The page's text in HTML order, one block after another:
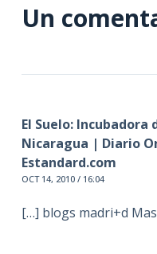
Un
El Suelo:
Nicaragua | Diario
Estandard.com
OCT 14, 2010 / 16:04
[…] blogs madri+d